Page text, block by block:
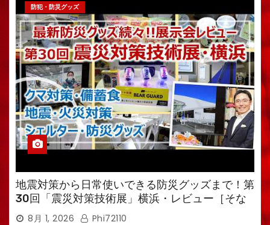
防犯・防災グッズ
地震対策から日常使いできる防災グッズまで！第
30回「震災対策技術展」横浜・レビュー［そな
えるTV・高荷智也］
8月 1, 2026 Phi72110